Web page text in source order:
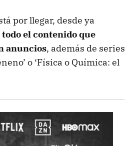
por llegar, desde ya
todo el contenido que
anuncios, además de series
o ‘Física o Química: el